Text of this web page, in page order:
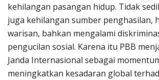
kehilangan pasangan hidup. Tidak
juga kehilangan sumber penghasilan,
warisan, bahkan mengalami
pengucilan sosial. Karena itu PBB
Janda Internasional sebagai
meningkatkan kesadaran global